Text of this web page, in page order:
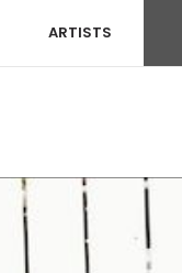
ARTISTS